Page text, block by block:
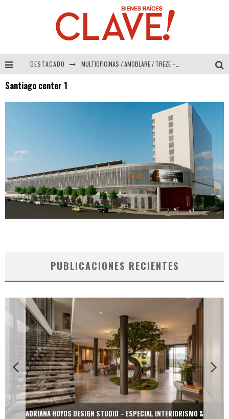
DESTACADO MULTIOFICINAS / AMOBLARE / TREZE – Especial Interiorismo & Decoración 2026
COLINEAL – Especial Interiorismo & Decoración 2026
Santiago center 1
PUBLICACIONES RECIENTES
ADRIANA HOYOS DESIGN STUDIO – ESPECIAL INTERIORISMO &